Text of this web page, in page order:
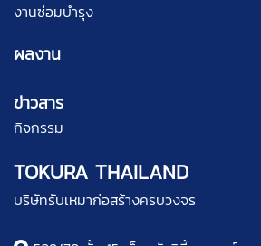
งานซ่อมบำรุง
ผลงาน
ข่าวสาร
กิจกรรม
TOKURA THAILAND
บริษัทรับเหมาก่อสร้างครบวงจร